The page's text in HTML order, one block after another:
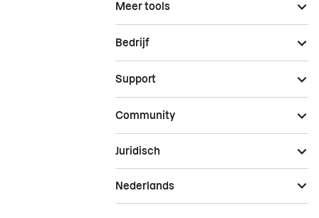
Meer tools
Bedrijf
Support
Community
Juridisch
Nederlands